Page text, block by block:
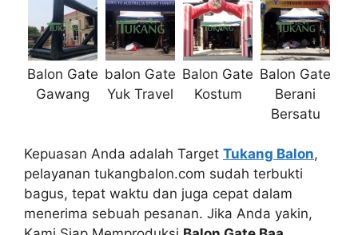
Balon Gate
Gawang
balon Gate
Yuk Travel
Balon Gate
Kostum
Balon Gate
Berani
Bersatu
Kepuasan Anda adalah Target Tukang Balon,
pelayanan tukangbalon.com sudah terbukti
bagus, tepat waktu dan juga cepat dalam
menerima sebuah pesanan. Jika Anda yakin,